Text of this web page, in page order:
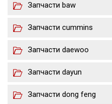
Запчасти baw
Запчасти cummins
Запчасти daewoo
Запчасти dayun
Запчасти dong feng